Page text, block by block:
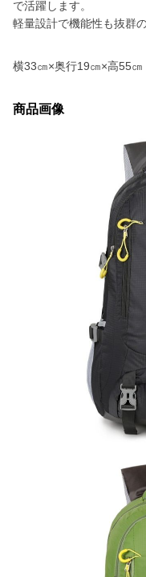
で活躍します。
軽量設計で機能性も抜群
横33㎝×奥行19㎝×高55㎝
商品画像